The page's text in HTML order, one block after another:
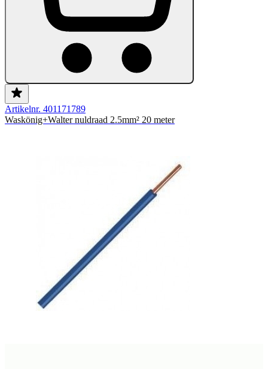
Artikelnr. 401171789
Waskönig+Walter nuldraad 2.5mm² 20 meter